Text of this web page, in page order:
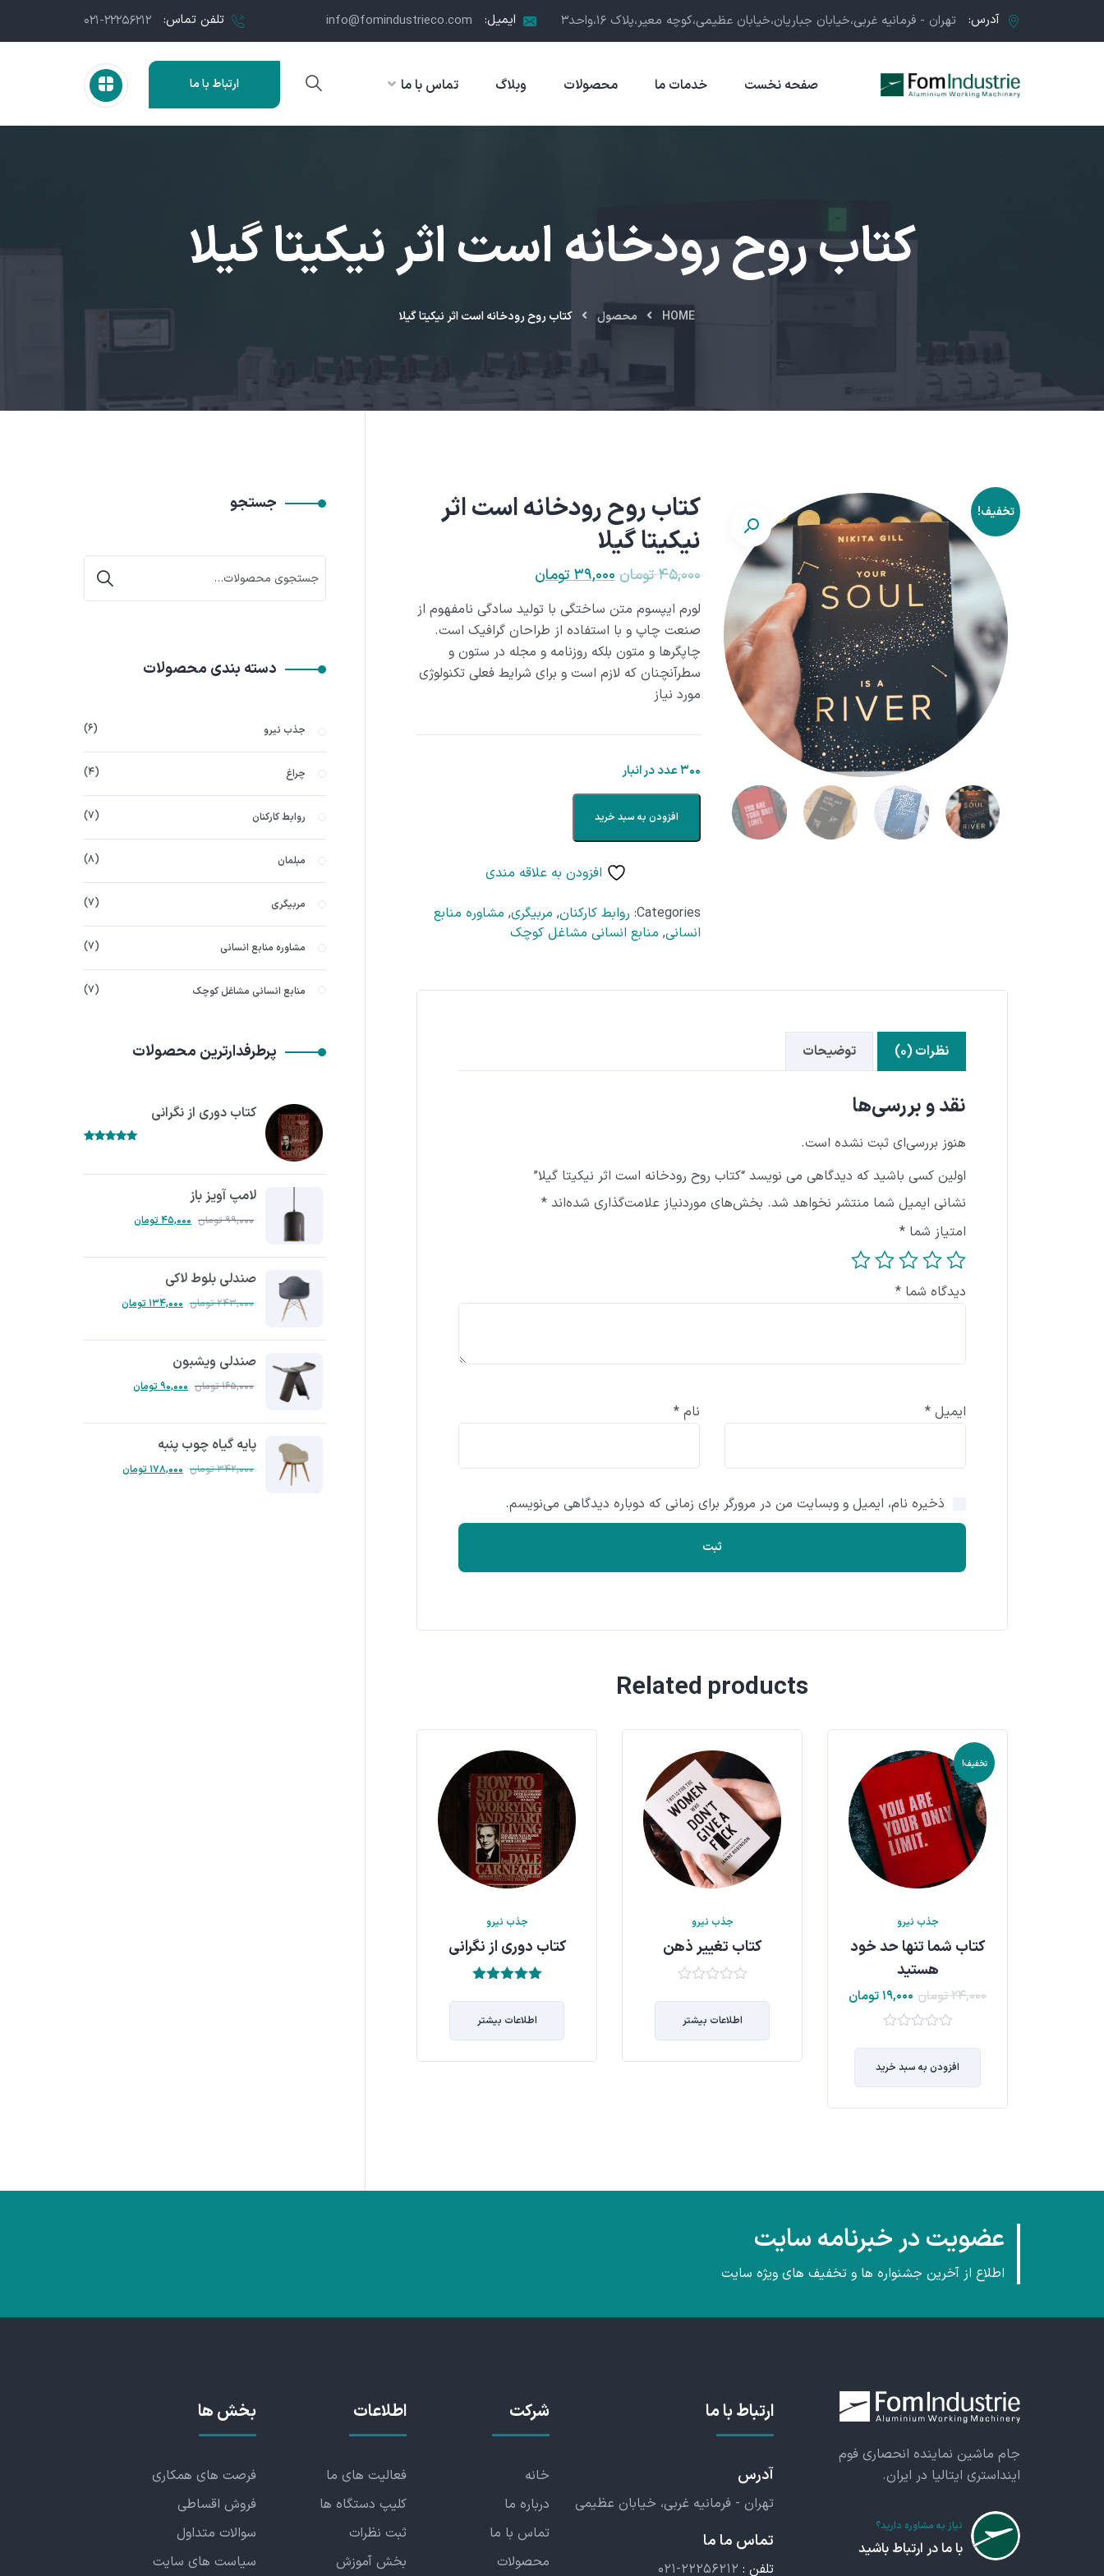
آدرس: تهران - فرمانيه غربی،خيابان جباريان،خيابان عظيمي،كوچه معير،پلاك ١٦،واحد٣ ایمیل: info@fomindustrieco.com تلفن تماس: ۰۲۱-۲۲۲۵۶۲۱۲
صفحه نخست خدمات ما محصولات وبلاگ تماس با ما ارتباط با ما
کتاب روح رودخانه است اثر نیکیتا گیلا
HOME محصول کتاب روح رودخانه است اثر نیکیتا گیلا
تخفیف!
کتاب روح رودخانه است اثر
نیکیتا گیلا
۴۵,۰۰۰تومان ۳۹,۰۰۰تومان
لورم ایپسوم متن ساختگی با تولید سادگی نامفهوم از
صنعت چاپ و با استفاده از طراحان گرافیک است.
چاپگرها و متون بلکه روزنامه و مجله در ستون و
سطرآنچنان که لازم است و برای شرایط فعلی تکنولوژی
مورد نیاز
۳۰۰ عدد در انبار
افزودن به سبد خرید
افزودن به علاقه مندی
Categories: روابط کارکنان, مربیگری, مشاوره منابع
انسانی, منابع انسانی مشاغل کوچک
نظرات (۰) توضیحات
نقد و بررسی‌ها
هنوز بررسی‌ای ثبت نشده است.
اولین کسی باشید که دیدگاهی می نویسد “کتاب روح رودخانه است اثر نیکیتا گیلا”
نشانی ایمیل شما منتشر نخواهد شد. بخش‌های موردنیاز علامت‌گذاری شده‌اند *
امتیاز شما *
دیدگاه شما *
نام * ایمیل *
ذخیره نام، ایمیل و وبسایت من در مرورگر برای زمانی که دوباره دیدگاهی می‌نویسم.
Related products
تخفیف!
جذب نیرو
کتاب شما تنها حد خود
هستید
۲۴,۰۰۰تومان ۱۹,۰۰۰تومان
of
افزودن به سبد خرید
جذب نیرو
کتاب تغییر ذهن
of
اطلاعات بیشتر
جذب نیرو
کتاب دوری از نگرانی
اطلاعات بیشتر
جستجو
دسته بندی محصولات
جذب نیرو ۶
چراغ ۴
روابط کارکنان ۷
مبلمان ۸
مربیگری ۷
مشاوره منابع انسانی ۷
منابع انسانی مشاغل کوچک ۷
پرطرفدارترین محصولات
کتاب دوری از نگرانی
لامپ آویز باز
۹۹,۰۰۰تومان ۴۵,۰۰۰تومان
صندلی بلوط لاکی
۲۴۳,۰۰۰تومان ۱۳۴,۰۰۰تومان
صندلی ویشبون
۱۶۵,۰۰۰تومان ۹۰,۰۰۰تومان
پایه گیاه چوب پنبه
۳۴۲,۰۰۰تومان ۱۷۸,۰۰۰تومان
عضویت در خبرنامه سایت
اطلاع از آخرین جشنواره ها و تخفیف های ویژه سایت
جام ماشین نماینده انحصاری فوم
اینداستری ایتالیا در ایران.
نیاز به مشاوره دارید؟
با ما در ارتباط باشید
ارتباط با ما
آدرس
تهران - فرمانیه غربی، خیابان عظیمی
تماس ما ما
تلفن : ۰۲۱-۲۲۲۵۶۲۱۲
شرکت
خانه
درباره ما
تماس با ما
محصولات
اطلاعات
فعالیت های ما
کلیپ دستگاه ها
ثبت نظرات
بخش آموزش
بخش ها
فرصت های همکاری
فروش اقساطی
سوالات متداول
سیاست های سایت